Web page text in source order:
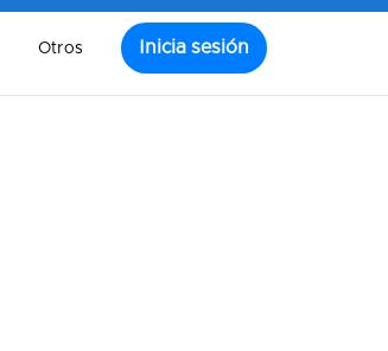
Otros Inicia sesión